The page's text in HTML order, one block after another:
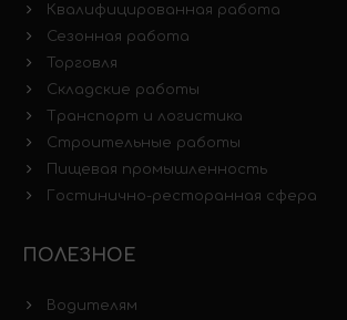
Квалифицированная работа
Сезонная работа
Торговля
Складские работы
Транспорт и логистика
Строительные работы
Пищевая промышленность
Гостинично-ресторанная сфера
ПОЛЕЗНОЕ
Водителям